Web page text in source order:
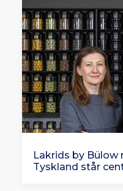
Lakrids by
Tyskland står